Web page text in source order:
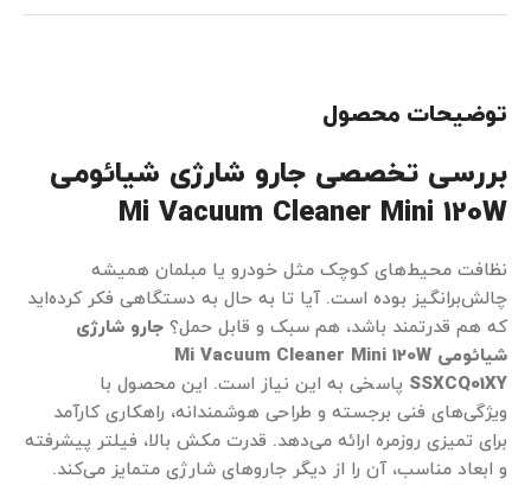
توضیحات محصول
بررسی تخصصی جارو شارژی شیائومی
Mi Vacuum Cleaner Mini 120W
نظافت محیط‌های کوچک مثل خودرو یا مبلمان همیشه
چالش‌برانگیز بوده است. آیا تا به حال به دستگاهی فکر کرده‌اید
که هم قدرتمند باشد، هم سبک و قابل حمل؟ جارو شارژی
شیائومی Mi Vacuum Cleaner Mini 120W
SSXCQ01XY پاسخی به این نیاز است. این محصول با
ویژگی‌های فنی برجسته و طراحی هوشمندانه، راهکاری کارآمد
برای تمیزی روزمره ارائه می‌دهد. قدرت مکش بالا، فیلتر پیشرفته
و ابعاد مناسب، آن را از دیگر جاروهای شارژی متمایز می‌کند.